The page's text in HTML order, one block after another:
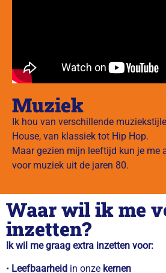
Muziek
Ik hou van verschillende
House, van klassiek tot Hip Hop.
Maar gezien mijn leeftijd kun je me
voor muziek uit de jaren 80.
Waar wil ik me
inzetten?
Ik wil me graag extra inzetten voor:
• Leefbaarheid in onze kernen